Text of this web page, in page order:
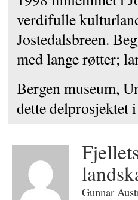
verdifulle
Jostedalsbreen.
med lange røtter;
Bergen museum,
dette
Gunnar